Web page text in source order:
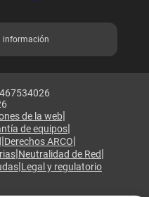
información
de la web|
de equipos|
|Derechos ARCO|
|Neutralidad de Red|
|Legal y regulatorio